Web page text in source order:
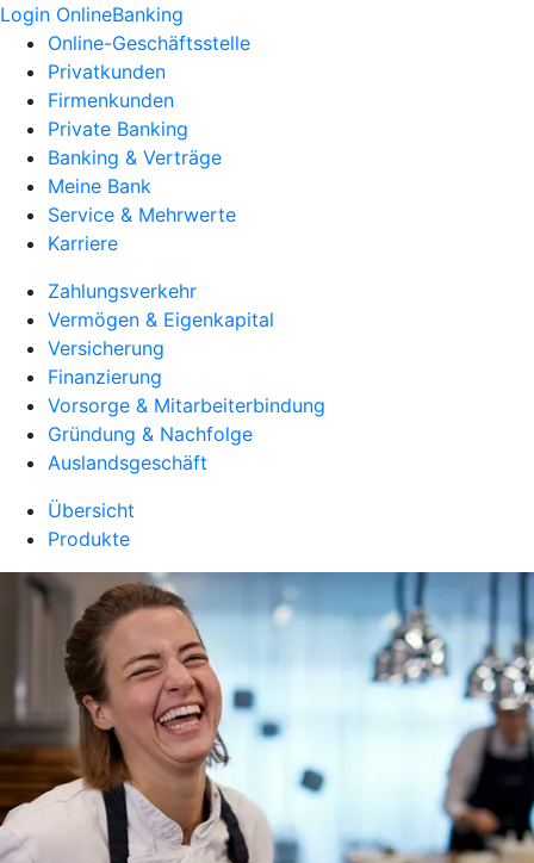
Login OnlineBanking
Online-Geschäftsstelle
Privatkunden
Firmenkunden
Private Banking
Banking & Verträge
Meine Bank
Service & Mehrwerte
Karriere
Zahlungsverkehr
Vermögen & Eigenkapital
Versicherung
Finanzierung
Vorsorge & Mitarbeiterbindung
Gründung & Nachfolge
Auslandsgeschäft
Übersicht
Produkte